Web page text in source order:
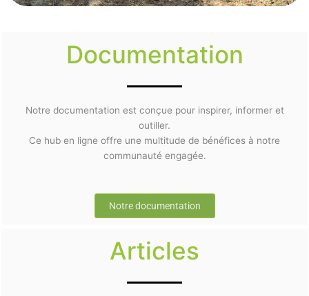
Documentation
Notre documentation est conçue pour inspirer, informer et
outiller.
Ce hub en ligne offre une multitude de bénéfices à notre
communauté engagée.
Notre documentation
Articles